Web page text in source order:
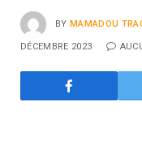
BY MAMADOU
DÉCEMBRE 2023